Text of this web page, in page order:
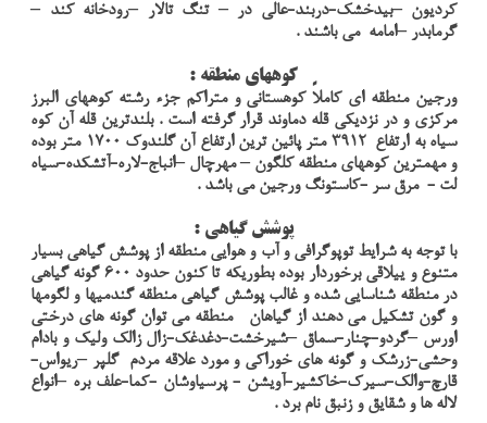
كرديون –بيدخشك-دربند-عالي در – تنگ تالار –رودخانه كند –
گرمابدر –امامه مي باشند .
كوههاي منطقه :
ورجين منطقه اي كاملاً كوهستاني و متراكم جزء رشته كوههاي البرز
مركزي و در نزديكي قله دماوند قرار گرفته است . بلندترين قله آن كوه
سياه به ارتفاع 3912 متر پائين ترين ارتفاع آن گلندوك 1700 متر بوده
و مهمترين كوههاي منطقه كلگون – مهرچال –انباج-لاره-آتشكده-سياه
لت - مرق سر -كاستونگ ورجين مي باشد .
پوشش گياهي :
با توجه به شرايط توپوگرافي و آب و هوايي منطقه از پوشش گياهي بسيار
متنوع و ييلاقي برخوردار بوده بطوريكه تا كنون حدود 600 گونه گياهي
در منطقه شناسايي شده و غالب پوشش گياهي منطقه گندميها و لگومها
و گون تشكيل مي دهند از گياهان منطقه مي توان گونه هاي درختي
اورس –گردو-چنار-سماق –شيرخشت-دغدغك-زال زالك وليك و بادام
وحشي-زرشك و گونه هاي خوراكي و مورد علاقه مردم گلپر –ريواس-
قارچ-والك-سيرك-خاكشير-آويشن - پرسياوشان -كما-علف بره –انواع
لاله ها و شقايق و زنبق نام برد .